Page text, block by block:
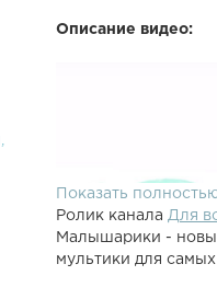
Описание видео:
Показать
Ролик канала Для
Малышарики -
мультики для